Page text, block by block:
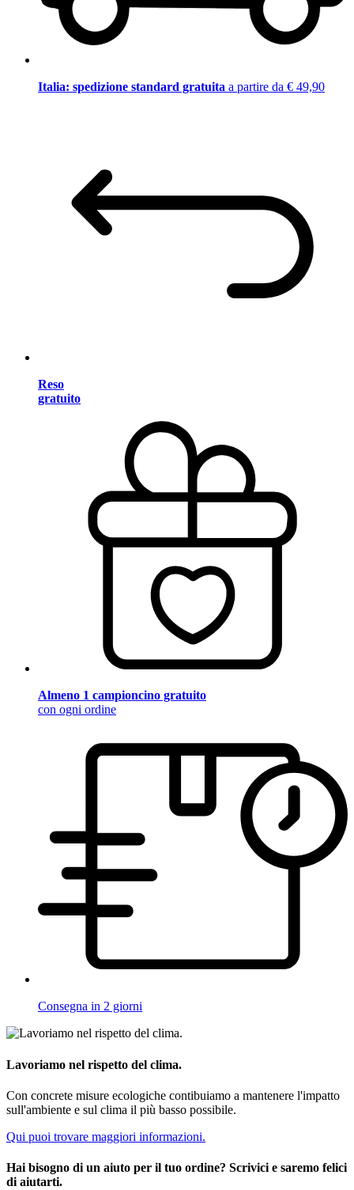
Italia: spedizione standard gratuita a partire da € 49,90
Reso
gratuito
Almeno 1 campioncino gratuito
con ogni ordine
Consegna in 2 giorni
Lavoriamo nel rispetto del clima.
Con concrete misure ecologiche contibuiamo a mantenere l'impatto
sull'ambiente e sul clima il più basso possibile.
Qui puoi trovare maggiori informazioni.
Hai bisogno di un aiuto per il tuo ordine? Scrivici e saremo felici
di aiutarti.